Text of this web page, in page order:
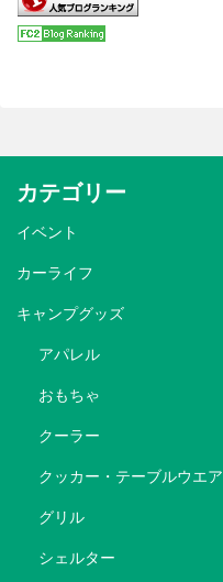
カテゴリー
イベント
カーライフ
キャンプグッズ
アパレル
おもちゃ
クーラー
クッカー・テーブルウエア
グリル
シェルター